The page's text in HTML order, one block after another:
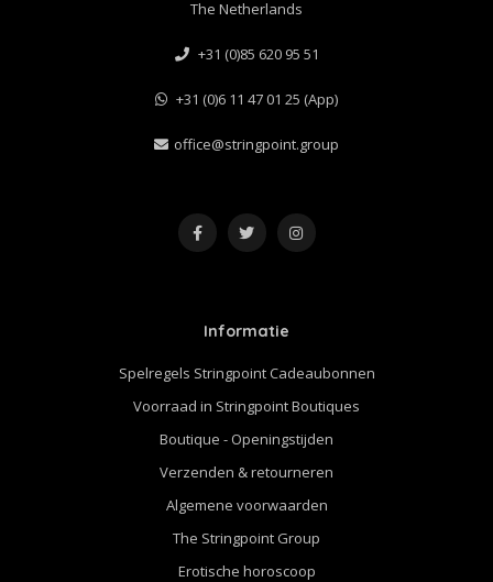
The Netherlands
+31 (0)85 620 95 51
+31 (0)6 11 47 01 25 (App)
office@stringpoint.group
Informatie
Spelregels Stringpoint Cadeaubonnen
Voorraad in Stringpoint Boutiques
Boutique - Openingstijden
Verzenden & retourneren
Algemene voorwaarden
The Stringpoint Group
Erotische horoscoop